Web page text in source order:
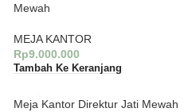
Mewah
MEJA KANTOR
Rp9.000.000
Tambah Ke Keranjang
Meja Kantor Direktur Jati Mewah